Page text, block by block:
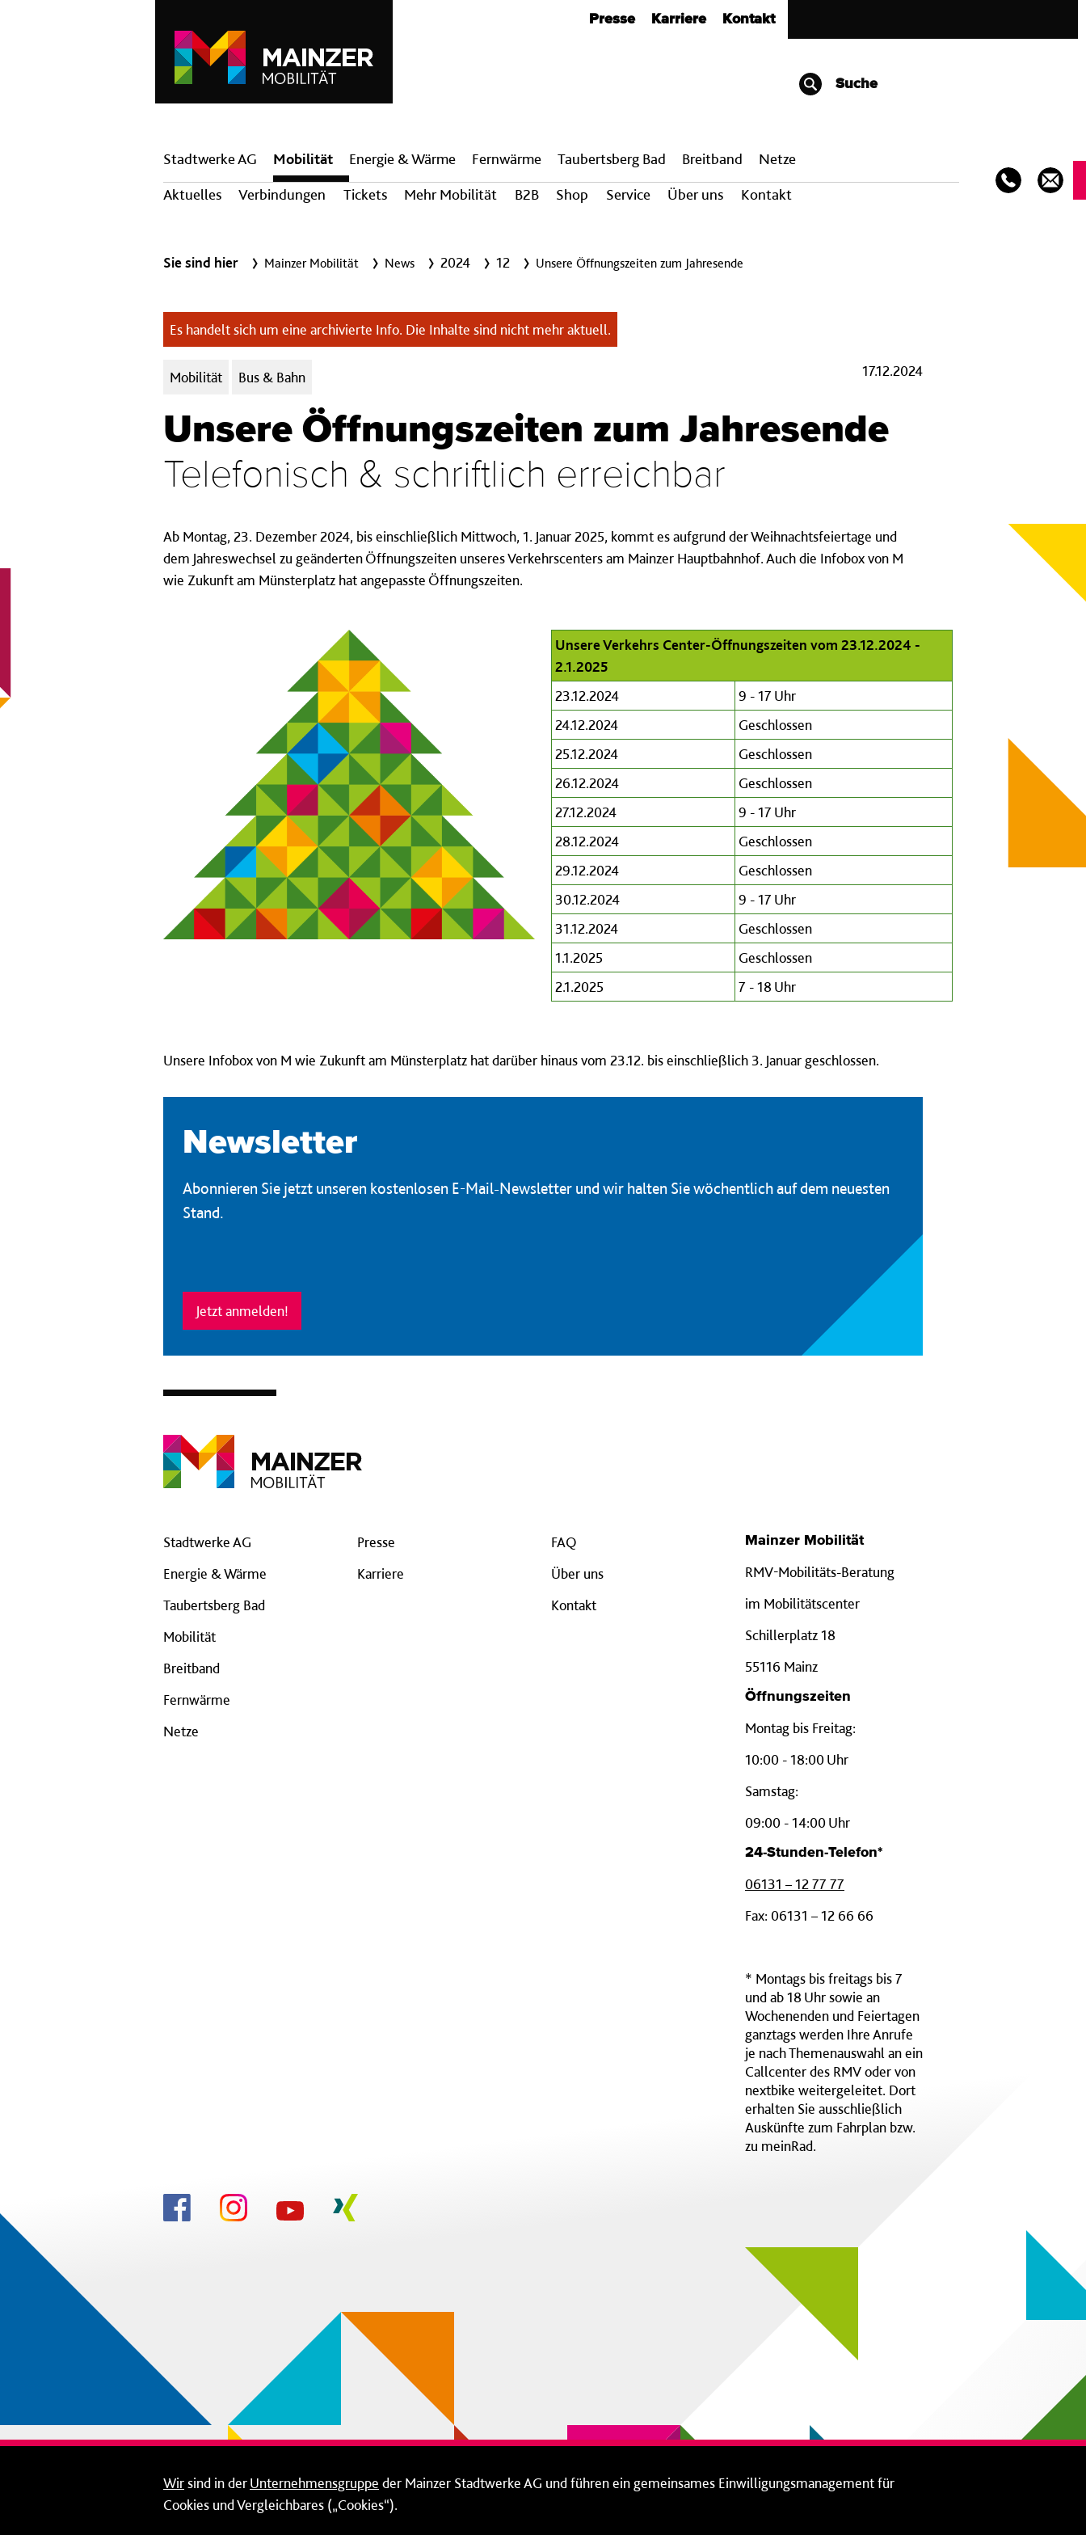
Presse Karriere Kontakt
Suche
Hauptnavigation
Stadtwerke AG
Mobilität
Aktuelles
Verbindungen Tickets Mehr Mobilität B2B Shop Service Über uns Kontakt
Energie & Wärme Fern­wärme Taubertsberg Bad Breit­band Netze
Sie sind hier Mainzer Mobilität News 2024 12 Unsere Öffnungszeiten zum Jahresende
Es handelt sich um eine archivierte Info. Die Inhalte sind nicht mehr aktuell.
Kategorien:
Mobilität Bus & Bahn 17.12.2024
Unsere Öffnungszeiten zum Jahresende
Telefonisch & schriftlich erreichbar
Ab Montag, 23. Dezember 2024, bis einschließlich Mittwoch, 1. Januar 2025, kommt es aufgrund der Weihnachtsfeiertage und
dem Jahreswechsel zu geänderten Öffnungszeiten unseres Verkehrscenters am Mainzer Hauptbahnhof. Auch die Infobox von M
wie Zukunft am Münsterplatz hat angepasste Öffnungszeiten.
Unsere Verkehrs Center-Öffnungszeiten vom 23.12.2024 -
2.1.2025
23.12.2024
9 - 17 Uhr
24.12.2024
Geschlossen
25.12.2024
Geschlossen
26.12.2024
Geschlossen
27.12.2024
9 - 17 Uhr
28.12.2024
Geschlossen
29.12.2024
Geschlossen
30.12.2024
9 - 17 Uhr
31.12.2024
Geschlossen
1.1.2025
Geschlossen
2.1.2025
7 - 18 Uhr
Unsere Infobox von M wie Zukunft am Münsterplatz hat darüber hinaus vom 23.12. bis einschließlich 3. Januar geschlossen.
Newsletter
Abonnieren Sie jetzt unseren kostenlosen E-Mail-Newsletter und wir halten Sie wöchentlich auf dem neuesten
Stand.
Jetzt anmelden!
Stadtwerke AG
Energie & Wärme
Taubertsberg Bad
Mobilität
Breitband
Fernwärme
Netze
Presse
Karriere
FAQ
Über uns
Kontakt
Mainzer Mobilität
RMV-Mobilitäts-Beratung
im Mobilitätscenter
Schillerplatz 18
55116 Mainz
Öffnungszeiten
Montag bis Freitag:
10:00 - 18:00 Uhr
Samstag:
09:00 - 14:00 Uhr
24-Stunden-Telefon*
06131 – 12 77 77
Fax: 06131 – 12 66 66
* Montags bis freitags bis 7
und ab 18 Uhr sowie an
Wochenenden und Feiertagen
ganztags werden Ihre Anrufe
je nach Themenauswahl an ein
Callcenter des RMV oder von
nextbike weitergeleitet. Dort
erhalten Sie ausschließlich
Auskünfte zum Fahrplan bzw.
zu meinRad.
Wirsind in derUnternehmensgruppe der Mainzer Stadtwerke AG und führen ein gemeinsames Einwilligungsmanagement für
Cookies und Vergleichbares („Cookies“).